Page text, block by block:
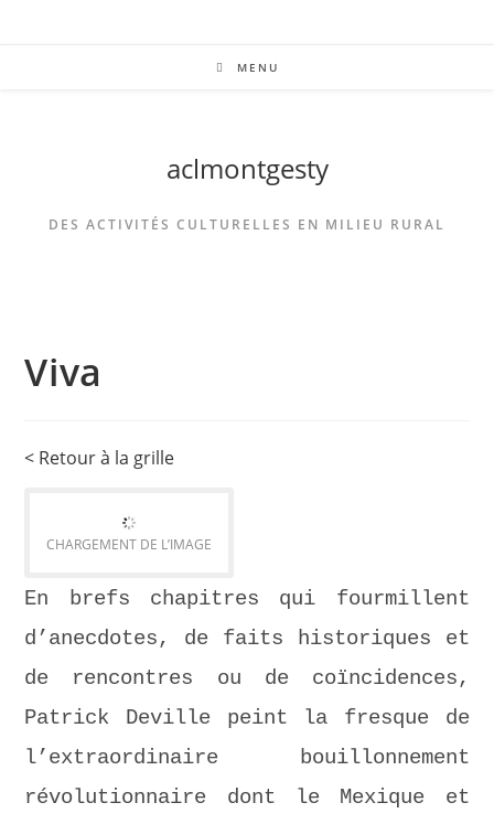
MENU
aclmontgesty
DES ACTIVITÉS CULTURELLES EN MILIEU RURAL
Viva
< Retour à la grille
CHARGEMENT DE L’IMAGE
En brefs chapitres qui fourmillent
d’anecdotes, de faits historiques et
de rencontres ou de coïncidences,
Patrick Deville peint la fresque de
l’extraordinaire bouillonnement
révolutionnaire dont le Mexique et